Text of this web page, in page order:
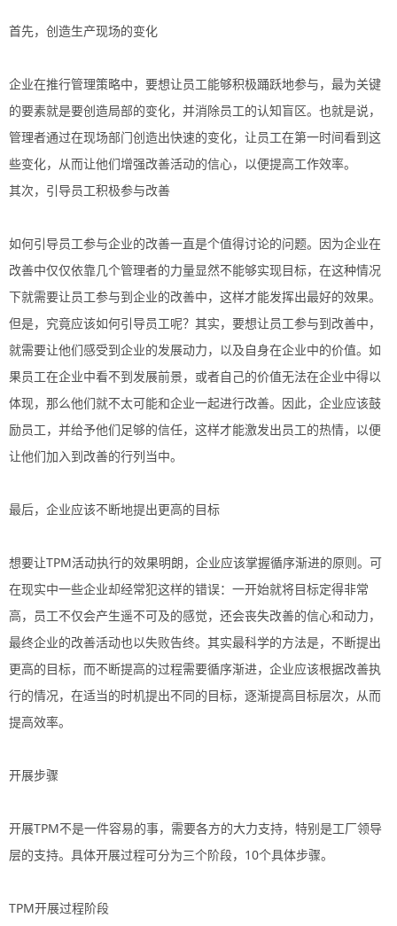
首先，创造生产现场的变化
企业在推行管理策略中，要想让员工能够积极踊跃地参与，最为关键
的要素就是要创造局部的变化，并消除员工的认知盲区。也就是说，
管理者通过在现场部门创造出快速的变化，让员工在第一时间看到这
些变化，从而让他们增强改善活动的信心，以便提高工作效率。
其次，引导员工积极参与改善
如何引导员工参与企业的改善一直是个值得讨论的问题。因为企业在
改善中仅仅依靠几个管理者的力量显然不能够实现目标，在这种情况
下就需要让员工参与到企业的改善中，这样才能发挥出最好的效果。
但是，究竟应该如何引导员工呢？其实，要想让员工参与到改善中，
就需要让他们感受到企业的发展动力，以及自身在企业中的价值。如
果员工在企业中看不到发展前景，或者自己的价值无法在企业中得以
体现，那么他们就不太可能和企业一起进行改善。因此，企业应该鼓
励员工，并给予他们足够的信任，这样才能激发出员工的热情，以便
让他们加入到改善的行列当中。
最后，企业应该不断地提出更高的目标
想要让TPM活动执行的效果明朗，企业应该掌握循序渐进的原则。可
在现实中一些企业却经常犯这样的错误：一开始就将目标定得非常
高，员工不仅会产生遥不可及的感觉，还会丧失改善的信心和动力，
最终企业的改善活动也以失败告终。其实最科学的方法是，不断提出
更高的目标，而不断提高的过程需要循序渐进，企业应该根据改善执
行的情况，在适当的时机提出不同的目标，逐渐提高目标层次，从而
提高效率。
开展步骤
开展TPM不是一件容易的事，需要各方的大力支持，特别是工厂领导
层的支持。具体开展过程可分为三个阶段，10个具体步骤。
TPM开展过程阶段